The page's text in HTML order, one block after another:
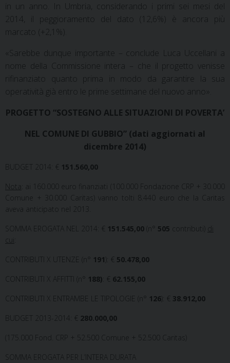
in un anno. In Umbria, considerando i primi sei mesi del
2014, il peggioramento del dato (12,6%) è ancora più
marcato (+2,1%).
«Sarebbe dunque importante – conclude Luca Uccellani a
nome della Commissione intera – che il progetto venisse
rifinanziato quanto prima in modo da garantire la sua
operatività già entro le prime settimane del nuovo anno».
PROGETTO “SOSTEGNO ALLE SITUAZIONI DI POVERTA’
NEL COMUNE DI GUBBIO” (dati aggiornati al
dicembre 2014)
BUDGET 2014: € 151.560,00
Nota : ai 160.000 euro finanziati (100.000 Fondazione CRP + 30.000
Comune + 30.000 Caritas) vanno tolti 8.440 euro che la Caritas
aveva anticipato nel 2013.
SOMMA EROGATA NEL 2014: € 151.545,00 (n° 505 contributi)
di
cui
CONTRIBUTI X UTENZE (n°
191 ): € 50.478,00
CONTRIBUTI X AFFITTI (n°
188) : € 62.155,00
CONTRIBUTI X ENTRAMBE LE TIPOLOGIE (n°
126 ): € 38.912,00
BUDGET 2013-2014: € 280.000,00
(175.000 Fond. CRP + 52.500 Comune + 52.500 Caritas)
SOMMA EROGATA PER L’INTERA DURATA